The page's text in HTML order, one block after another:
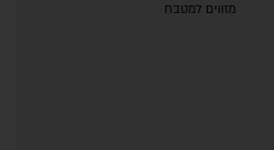
מזווים למטבח